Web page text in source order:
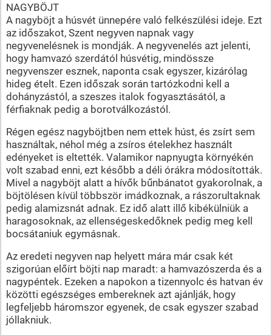
NAGYBÖJT
A nagyböjt a húsvét ünnepére való felkészülési ideje. Ezt
az időszakot, Szent negyven napnak vagy
negyvenelésnek is mondják. A negyvenelés azt jelenti,
hogy hamvazó szerdától húsvétig, mindössze
negyvenszer esznek, naponta csak egyszer, kizárólag
hideg ételt. Ezen időszak során tartózkodni kell a
dohányzástól, a szeszes italok fogyasztásától, a
férfiaknak pedig a borotválkozástól.
Régen egész nagyböjtben nem ettek húst, és zsírt sem
használtak, néhol még a zsíros ételekhez használt
edényeket is eltették. Valamikor napnyugta környékén
volt szabad enni, ezt később a déli órákra módosították.
Mivel a nagyböjt alatt a hívők bűnbánatot gyakorolnak, a
böjtölésen kívül többször imádkoznak, a rászorultaknak
pedig alamizsnát adnak. Ez idő alatt illő kibékülniük a
haragosoknak, az ellenségeskedőknek pedig meg kell
bocsátaniuk egymásnak.
Az eredeti negyven nap helyett mára már csak két
szigorúan előírt böjti nap maradt: a hamvazószerda és a
nagypéntek. Ezeken a napokon a tizennyolc és hatvan év
közötti egészséges embereknek azt ajánlják, hogy
legfeljebb háromszor egyenek, de csak egyszer szabad
jóllakniuk.